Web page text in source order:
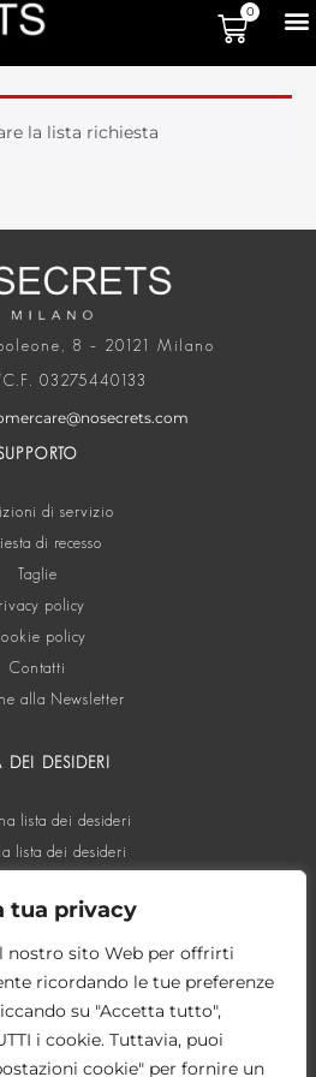
tua privacy
nostro sito Web per offrirti
ricordando le tue preferenze
su "Accetta tutto",
i cookie. Tuttavia, puoi
cookie" per fornire un
0
la lista richiesta
8 – 20121 Milano
C.F. 03275440133
di servizio
di recesso
Taglie
policy
policy
Contatti
alla Newsletter
DEI DESIDERI
lista dei desideri
lista dei desideri
SOCIAL